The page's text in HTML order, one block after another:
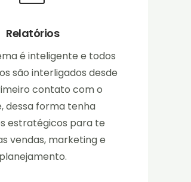
Relatórios
é inteligente e todos
são interligados desde
contato com o
dessa forma tenha
estratégicos para te
vendas, marketing e
planejamento.